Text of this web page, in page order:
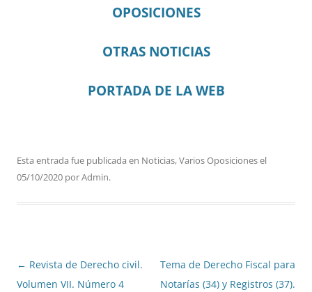
OPOSICIONES
OTRAS NOTICIAS
PORTADA DE LA WEB
Esta entrada fue publicada en Noticias,Varios Oposicionesel
05/10/2020 porAdmin.
Navegación
de
← Revista de Derecho civil.
Volumen VII. Número 4
Tema de Derecho Fiscal para
Notarías (34) y Registros (37).